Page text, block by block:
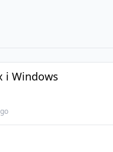
i Windows